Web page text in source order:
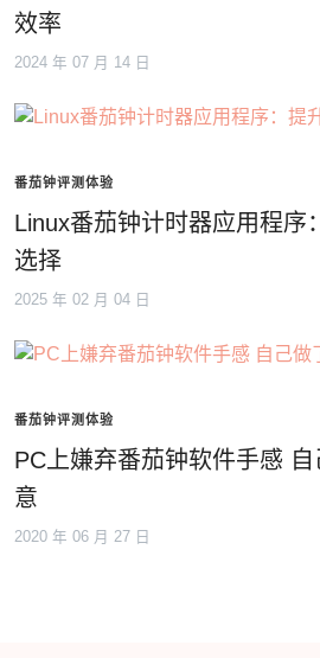
效率
2024 年 07 月 14 日
番茄钟评测体验
Linux番茄钟计时器应用程序
选择
2025 年 02 月 04 日
番茄钟评测体验
PC上嫌弃番茄钟软件手感
意
2020 年 06 月 27 日